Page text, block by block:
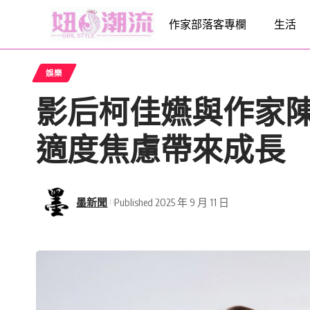
作家部落客專欄 生活
娛樂
影后柯佳嬿與作家
適度焦慮帶來成長
墨新聞 Published 2025 年 9 月 11 日